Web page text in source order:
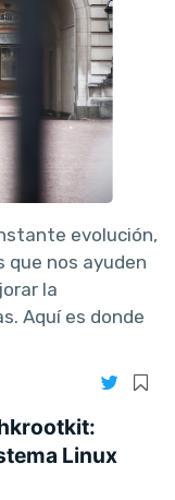
evolución,
que nos ayuden
la
Aquí es donde
Linux